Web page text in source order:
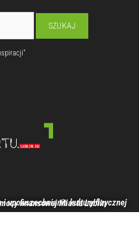
fizycznej realizowane jest przy pomocy finansowej Miasta Lublin